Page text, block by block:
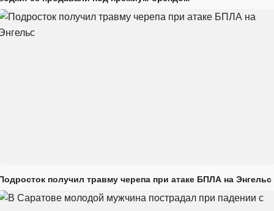
получил травму черепа при атаке БПЛА на Энгельс